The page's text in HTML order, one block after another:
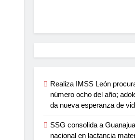
Realiza IMSS León
número ocho del año;
da nueva esperanza de
SSG consolida a
nacional en lactancia